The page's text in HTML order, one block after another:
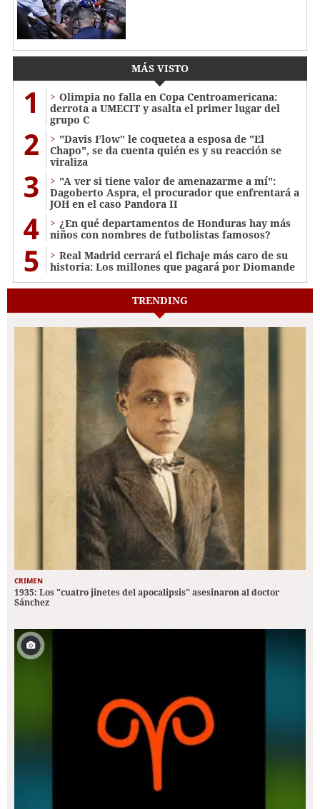
MÁS VISTO
1
Olimpia no falla en Copa Centroamericana:
derrota a UMECIT y asalta el primer lugar del
grupo C
2
"Davis Flow" le coquetea a esposa de "El
Chapo", se da cuenta quién es y su reacción se
viraliza
3
"A ver si tiene valor de amenazarme a mí":
Dagoberto Aspra, el procurador que enfrentará a
JOH en el caso Pandora II
4
¿En qué departamentos de Honduras hay más
niños con nombres de futbolistas famosos?
5
Real Madrid cerrará el fichaje más caro de su
historia: Los millones que pagará por Diomande
TRENDING
CRIMEN
1935: Los "cuatro jinetes del apocalipsis" asesinaron al doctor
Sánchez